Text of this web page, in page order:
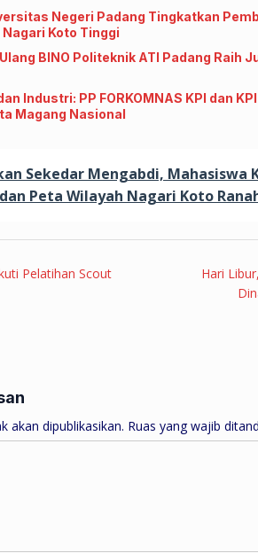
Negeri Padang Tingkatkan
Koto Tinggi
BINO Politeknik ATI Padang Raih
Industri: PP FORKOMNAS KPI dan
Magang Nasional
Sekedar Mengabdi, Mahasiswa
Peta Wilayah Nagari Koto
Pelatihan Scout
Hari
akan dipublikasikan. Ruas yang wajib